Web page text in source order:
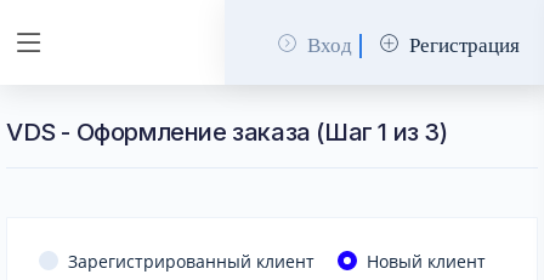
Вход Регистрация
VDS - Оформление заказа (Шаг 1 из 3)
Зарегистрированный клиент Новый клиент